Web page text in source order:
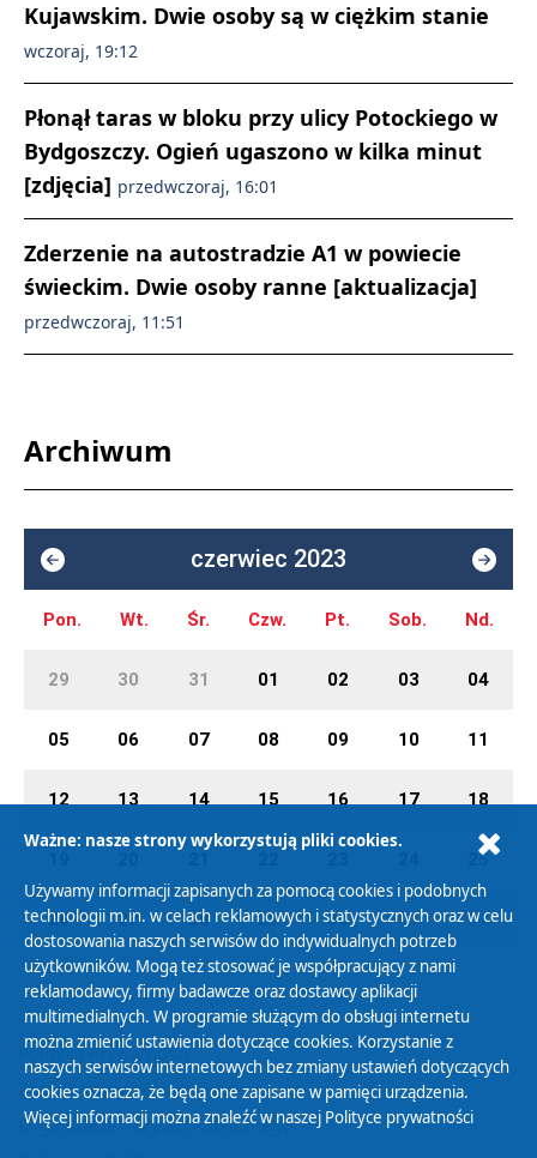
Kujawskim. Dwie osoby są w ciężkim stanie
wczoraj, 19:12
Płonął taras w bloku przy ulicy Potockiego w
Bydgoszczy. Ogień ugaszono w kilka minut
[zdjęcia] przedwczoraj, 16:01
Zderzenie na autostradzie A1 w powiecie
świeckim. Dwie osoby ranne [aktualizacja]
przedwczoraj, 11:51
Archiwum
czerwiec 2023
Pon. Wt. Śr. Czw. Pt. Sob. Nd.
29 30 31 01 02 03 04
05 06 07 08 09 10 11
12 13 14 15 16 17 18
25
26 27 28 29 30 01 02
Polityka Prywatności
Zasady korzystania z Serwisu
Organizacje Pożytku Publicznego
Ważne: nasze strony wykorzystują pliki cookies.
Używamy informacji zapisanych za pomocą cookies i podobnych
technologii m.in. w celach reklamowych i statystycznych oraz w celu
dostosowania naszych serwisów do indywidualnych potrzeb
użytkowników. Mogą też stosować je współpracujący z nami
reklamodawcy, firmy badawcze oraz dostawcy aplikacji
multimedialnych. W programie służącym do obsługi internetu
można zmienić ustawienia dotyczące cookies. Korzystanie z
naszych serwisów internetowych bez zmiany ustawień dotyczących
cookies oznacza, że będą one zapisane w pamięci urządzenia.
Więcej informacji można znaleźć w naszej Polityce prywatności